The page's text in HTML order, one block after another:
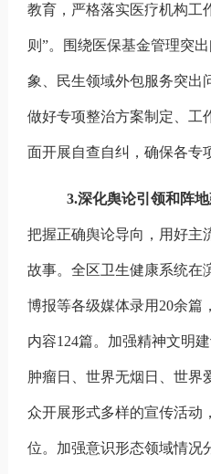
教育，严格落实医疗机构工
则”。围绕医保基金管理突出
象、 民生领域外包服务突出
做好专项整治方案制定、工
面开展自查自纠，确保各专
3.深化舆论引领和阵地
把握正确舆论导向，用好主
故事。全区卫生健康系统在
博报等各级媒体录用 20余篇
内容124篇。加强精神文明
肿瘤日、世界无烟日、世界
众开展形式多样的宣传活动
位。加强意识形态领域情况